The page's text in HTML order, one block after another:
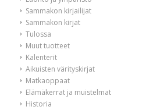
Sammakon kirjailijat
Sammakon kirjat
Tulossa
Muut tuotteet
Kalenterit
Aikuisten värityskirjat
Matkaoppaat
Elämäkerrat ja muistelmat
Historia